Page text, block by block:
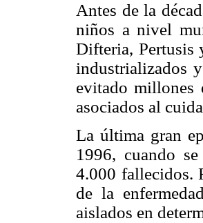
Antes de la
niños a nivel
Difteria, Pertusis
industrializados
evitado millones
asociados al
La última gran
1996, cuando
4.000 fallecidos.
de la
aislados en